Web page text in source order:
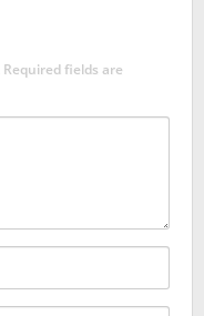
Required fields are